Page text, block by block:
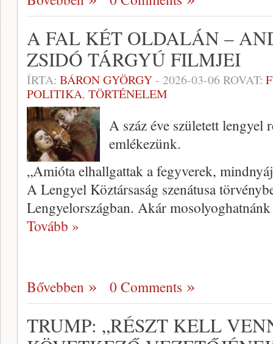
A FAL KÉT OLDALÁN –
ZSIDÓ TÁRGYÚ FILMJEI
ÍRTA: BÁRON GYÖRGY- 2026-03-06 ROVAT:
POLITIKA, TÖRTÉNELEM
A száz éve született lengyel
emlékezünk.
„Amióta elhallgattak a fegyverek,
A Lengyel Köztársaság szenátusa
Lengyelországban. Akár
Tovább »
Bővebben 0 Comments
TRUMP: „RÉSZT KELL